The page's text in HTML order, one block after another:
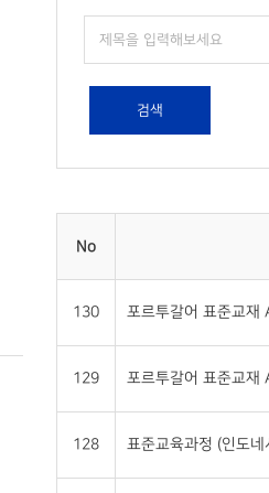
검색
No
130 포르투갈어 표준교재
129 포르투갈어 표준교재
128 표준교육과정 (인도네